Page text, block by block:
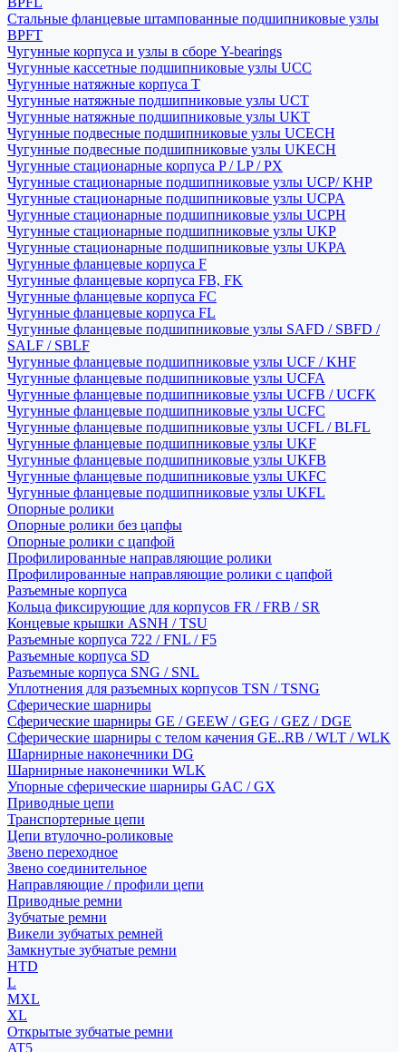
Стальные фланцевые штампованные подшипниковые узлы
BPFT
Чугунные корпуса и узлы в сборе Y-bearings
Чугунные кассетные подшипниковые узлы UCC
Чугунные натяжные корпуса T
Чугунные натяжные подшипниковые узлы UCT
Чугунные натяжные подшипниковые узлы UKT
Чугунные подвесные подшипниковые узлы UCECH
Чугунные подвесные подшипниковые узлы UKECH
Чугунные стационарные корпуса P / LP / PX
Чугунные стационарные подшипниковые узлы UCP/ KHP
Чугунные стационарные подшипниковые узлы UCPA
Чугунные стационарные подшипниковые узлы UCPH
Чугунные стационарные подшипниковые узлы UKP
Чугунные стационарные подшипниковые узлы UKPA
Чугунные фланцевые корпуса F
Чугунные фланцевые корпуса FB, FK
Чугунные фланцевые корпуса FC
Чугунные фланцевые корпуса FL
Чугунные фланцевые подшипниковые узлы SAFD / SBFD /
SALF / SBLF
Чугунные фланцевые подшипниковые узлы UCF / KHF
Чугунные фланцевые подшипниковые узлы UCFA
Чугунные фланцевые подшипниковые узлы UCFB / UCFK
Чугунные фланцевые подшипниковые узлы UCFC
Чугунные фланцевые подшипниковые узлы UCFL / BLFL
Чугунные фланцевые подшипниковые узлы UKF
Чугунные фланцевые подшипниковые узлы UKFB
Чугунные фланцевые подшипниковые узлы UKFC
Чугунные фланцевые подшипниковые узлы UKFL
Опорные ролики
Опорные ролики без цапфы
Опорные ролики с цапфой
Профилированные направляющие ролики
Профилированные направляющие ролики с цапфой
Разъемные корпуса
Кольца фиксирующие для корпусов FR / FRB / SR
Концевые крышки ASNH / TSU
Разъемные корпуса 722 / FNL / F5
Разъемные корпуса SD
Разъемные корпуса SNG / SNL
Уплотнения для разъемных корпусов TSN / TSNG
Сферические шарниры
Сферические шарниры GE / GEEW / GEG / GEZ / DGE
Сферические шарниры с телом качения GE..RB / WLT / WLK
Шарнирные наконечники DG
Шарнирные наконечники WLK
Упорные сферические шарниры GAC / GX
Приводные цепи
Транспортерные цепи
Цепи втулочно-роликовые
Звено переходное
Звено соединительное
Направляющие / профили цепи
Приводные ремни
Зубчатые ремни
Викели зубчатых ремней
Замкнутые зубчатые ремни
HTD
L
MXL
XL
Открытые зубчатые ремни
AT5